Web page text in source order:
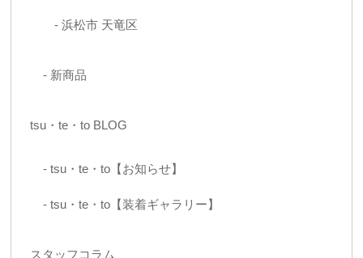
浜松市 天竜区
新商品
tsu・te・to BLOG
tsu・te・to【お知らせ】
tsu・te・to【装着ギャラリー】
スタッフコラム